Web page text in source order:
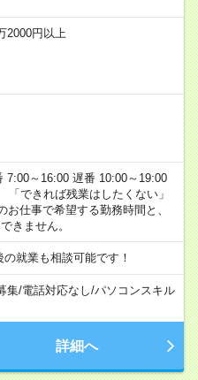
円以上
7:00～16:00 遅番 10:00～19:00
「できれば残業はしたくない」
仕事で希望する勤務時間と、
きません。
就業も相談可能です！
集/電話対応なし/パソコンスキル
詳細へ